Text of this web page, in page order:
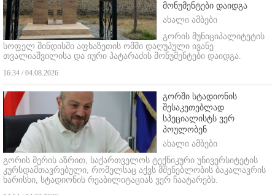
მონუმენტები დაიდგა
ახალი ამბები
გორის მუნიციპალიტეტის
სოფელ შინდისში აფხაზეთის ომში დაღუპული ივანე
თვალიაშვილისა და იური პატარაძის მონუმენტები დაიდგა.
16:34 / 04.08.2026
გორში სტადიონის
შესაკეთებლად
სპეციალისტს ვერ
პოულობენ
ახალი ამბები
გორის მერის აზრით, საქართველოს ტექნიკური უნივერსიტეტის
კურსდამთავრებული, რომელსაც აქვს მშენებლობის ბაკალავრის
ხარისხი, სტადიონის რეაბილიტაციას ვერ ჩაატარებს.